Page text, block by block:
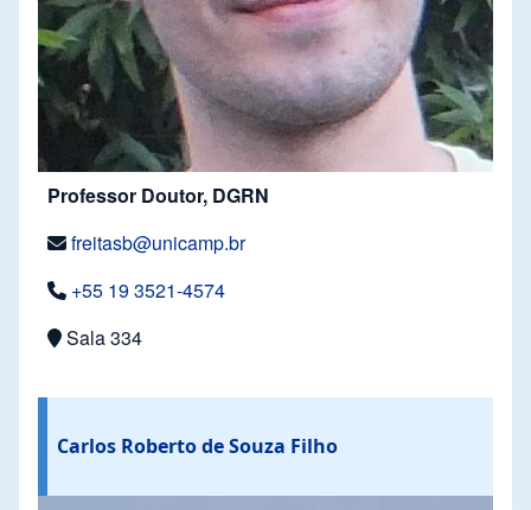
Professor Doutor, DGRN
freitasb@unicamp.br
+55 19 3521-4574
Sala 334
Carlos Roberto de Souza Filho